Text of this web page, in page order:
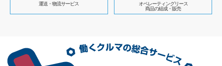
運送・物流サービス
オペレーティングリース
商品の組成・販売